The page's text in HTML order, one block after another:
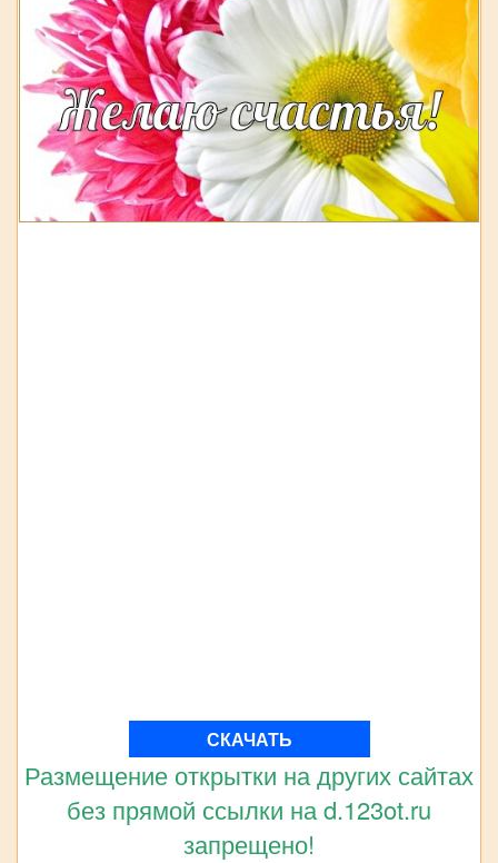
СКАЧАТЬ
Размещение открытки на других сайтах
без прямой ссылки на d.123ot.ru
запрещено!